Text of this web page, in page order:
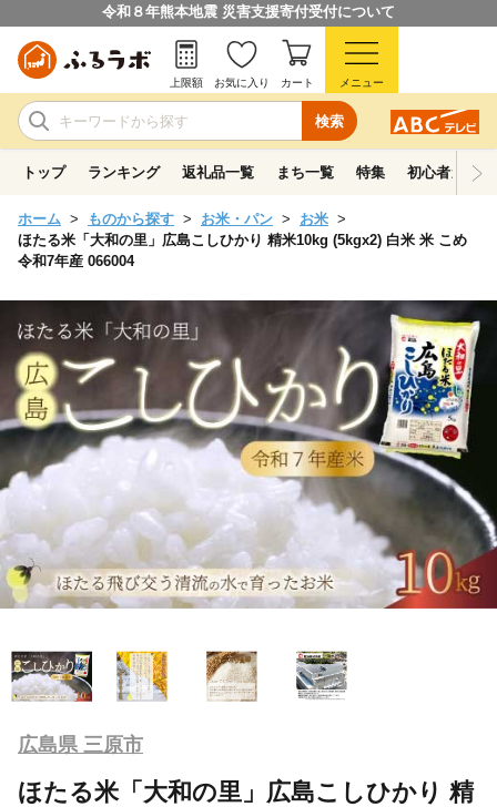
令和８年熊本地震 災害支援寄付受付について
検索
上限額 お気に入り カート メニュー
トップ ランキング 返礼品一覧 まち一覧 特集 初心者ガイド
ホーム ものから探す お米・パン
お米
ほたる米「大和の里」広島こしひかり 精米10kg (5kgx2) 白米 米 こめ
令和7年産 066004
広島県 三原市
ほたる米「大和の里」広島こしひかり 精